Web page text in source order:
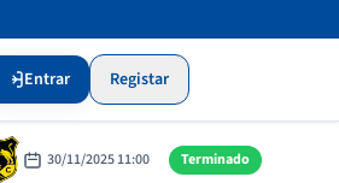
Entrar Registar
30/11/2025 11:00 Terminado